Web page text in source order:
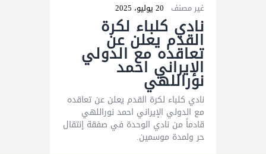
غير مصنف 20 يوليو، 2025
نادي كلباء لكرة
القدم يعلن عن
تعاقده مع الدولي
الإيراني احمد
نوراللهي
نادي كلباء لكرة القدم يعلن عن تعاقده
مع الدولي الإيراني احمد نوراللهي
قادماً من نادي الوحدة في صفقة إنتقال
حر ولمدة موسمين.